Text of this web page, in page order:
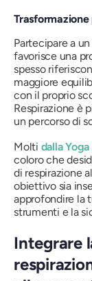
Partecipare a
favorisce una
spesso
maggiore
con il proprio
Respirazione è
un percorso di
Molti dalla
coloro che
di respirazione
obiettivo sia
approfondire la
strumenti e la
Integrare